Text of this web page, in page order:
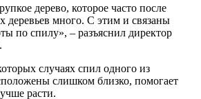
дерево, которое часто после
деревьев много. С этим и связаны
по спилу», – разъяснил директор
случаях спил одного из
слишком близко, помогает
расти.